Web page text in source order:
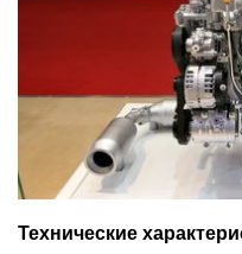
Технические